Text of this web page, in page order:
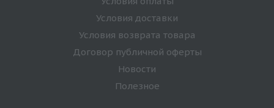
Условия доставки
Условия возврата товара
Договор публичной оферты
Новости
Полезное